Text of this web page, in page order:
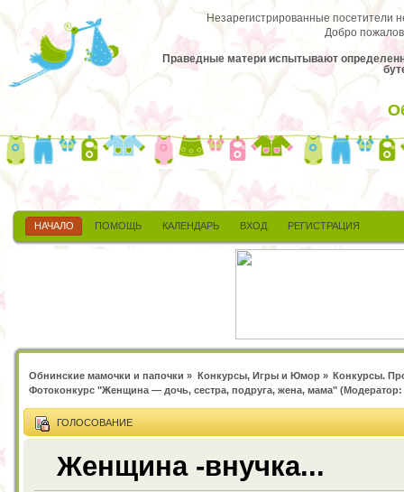
Незарегистрированные посетители
Добро
Праведные матери испытывают
НАЧАЛО ПОМОЩЬ КАЛЕНДАРЬ ВХОД РЕГИСТРАЦИЯ
Обнинские мамочки и папочки » Конкурсы, Игры и Юмор» Конкурсы.
Фотоконкурс "Женщина — дочь, сестра, подруга, жена, мама"
ГОЛОСОВАНИЕ
Женщина -внучка...